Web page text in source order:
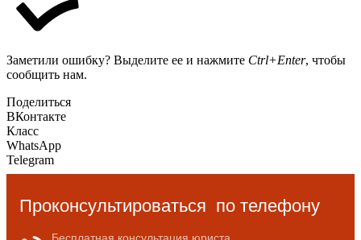
Заметили ошибку? Выделите ее и нажмите Ctrl+Enter, чтобы
сообщить нам.
Поделиться
ВКонтакте
Класс
WhatsApp
Telegram